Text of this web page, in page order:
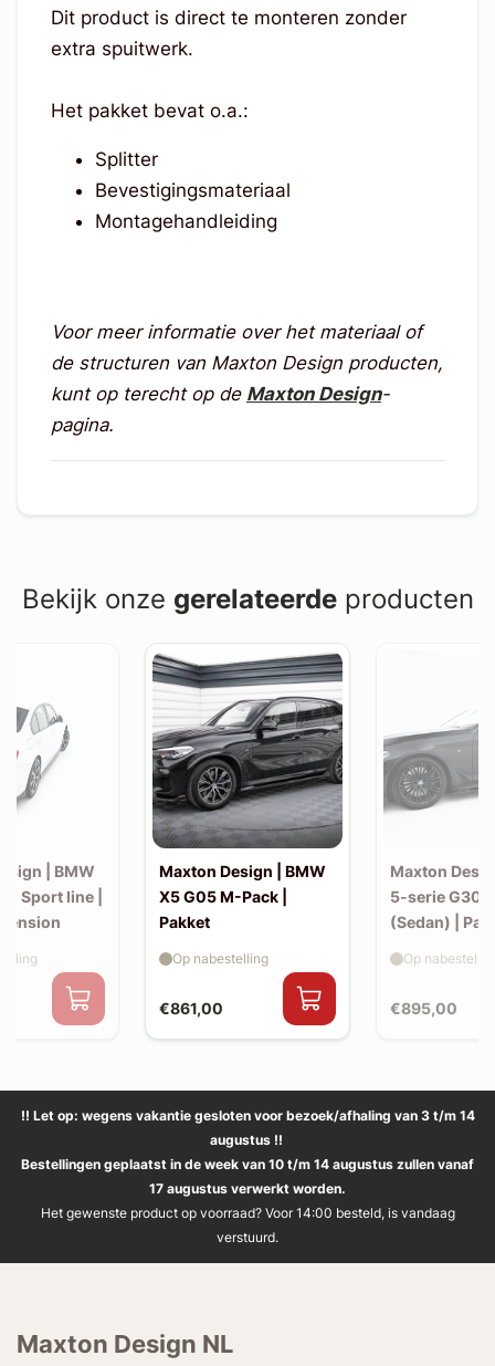
Dit product is direct te monteren zonder
extra spuitwerk.
Het pakket bevat o.a.:
Splitter
Bevestigingsmateriaal
Montagehandleiding
Voor meer informatie over het materiaal of
de structuren van Maxton Design producten,
kunt op terecht op de Maxton Design-
pagina.
Bekijk onze gerelateerdeproducten
| BMW
Sport line |
Maxton Design | BMW
X5 G05 M-Pack |
Pakket
€861,00
Op nabestelling
Maxton
5-serie G30
(Sedan) |
€895,00
Op
!! Let op: wegens vakantie gesloten voor bezoek/afhaling van 3 t/m 14
augustus !!
Bestellingen geplaatst in de week van 10 t/m 14 augustus zullen vanaf
17 augustus verwerkt worden.
Het gewenste product op voorraad? Voor 14:00 besteld, is vandaag
verstuurd.
Maxton Design NL